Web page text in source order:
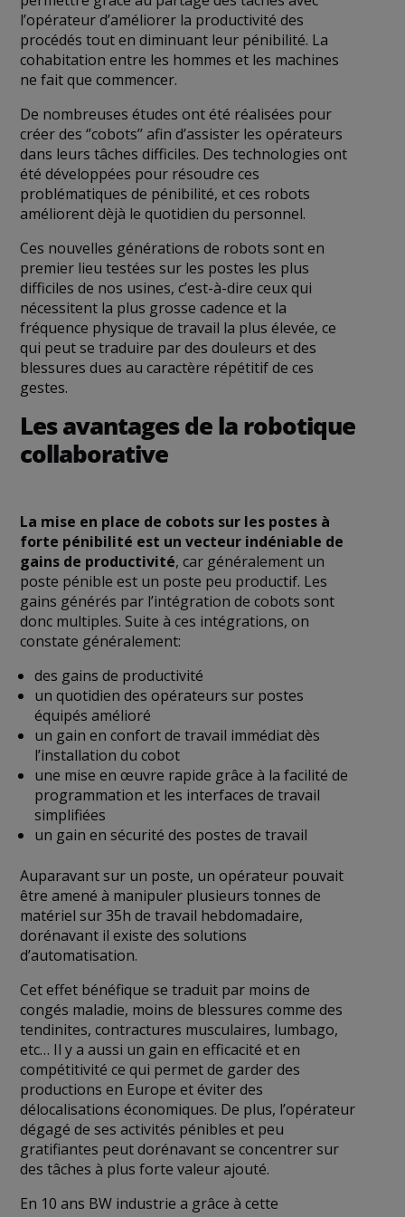
l’opérateur d’améliorer la productivité des
procédés tout en diminuant leur pénibilité. La
cohabitation entre les hommes et les machines
ne fait que commencer.
De nombreuses études ont été réalisées pour
créer des ‘’cobots’’ afin d’assister les opérateurs
dans leurs tâches difficiles. Des technologies ont
été développées pour résoudre ces
problématiques de pénibilité, et ces robots
améliorent dèjà le quotidien du personnel.
Ces nouvelles générations de robots sont en
premier lieu testées sur les postes les plus
difficiles de nos usines, c’est-à-dire ceux qui
nécessitent la plus grosse cadence et la
fréquence physique de travail la plus élevée, ce
qui peut se traduire par des douleurs et des
blessures dues au caractère répétitif de ces
gestes.
Les avantages de la robotique
collaborative
La mise en place de cobots sur les postes à
forte pénibilité est un vecteur indéniable de
gains de productivité, car généralement un
poste pénible est un poste peu productif. Les
gains générés par l’intégration de cobots sont
donc multiples. Suite à ces intégrations, on
constate généralement:
des gains de productivité
un quotidien des opérateurs sur postes
équipés amélioré
un gain en confort de travail immédiat dès
l’installation du cobot
une mise en œuvre rapide grâce à la facilité de
programmation et les interfaces de travail
simplifiées
un gain en sécurité des postes de travail
Auparavant sur un poste, un opérateur pouvait
être amené à manipuler plusieurs tonnes de
matériel sur 35h de travail hebdomadaire,
dorénavant il existe des solutions
d’automatisation.
Cet effet bénéfique se traduit par moins de
congés maladie, moins de blessures comme des
tendinites, contractures musculaires, lumbago,
etc… Il y a aussi un gain en efficacité et en
compétitivité ce qui permet de garder des
productions en Europe et éviter des
délocalisations économiques. De plus, l’opérateur
dégagé de ses activités pénibles et peu
gratifiantes peut dorénavant se concentrer sur
des tâches à plus forte valeur ajouté.
En 10 ans BW industrie a grâce à cette